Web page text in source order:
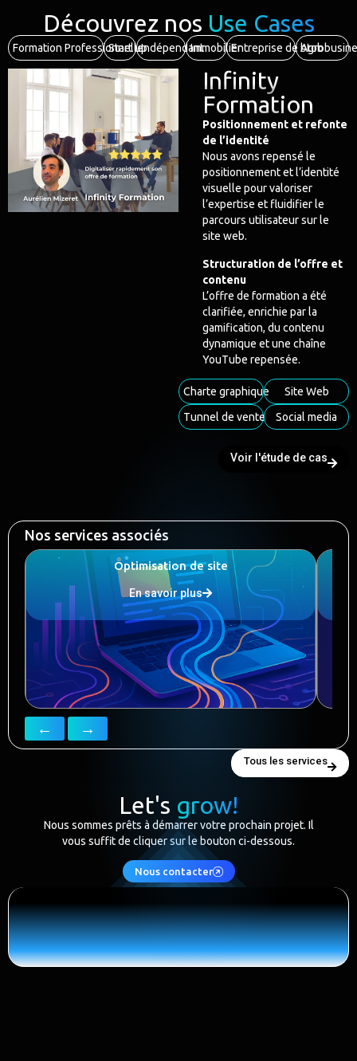
Découvrez nos Use Cases
Formation Professionnelle
Start upIndépendantImmobilierEntreprise de btob
Infinity
Formation
Positionnement et refonte
de l’identité
Nous avons repensé le
positionnement et l’identité
visuelle pour valoriser
l’expertise et fluidifier le
parcours utilisateur sur le
site web.
Structuration de l’offre et
contenu
L’offre de formation a été
clarifiée, enrichie par la
gamification, du contenu
dynamique et une chaîne
YouTube repensée.
Charte graphique
Site Web
Tunnel de vente
Social media
Voir l'étude de cas
Nos services associés
Optimisation de site
En savoir plus
← →
Tous les services
Let's grow!
Nous sommes prêts à démarrer votre prochain projet. Il
vous suffit de cliquer sur le bouton ci-dessous.
Nous contacter